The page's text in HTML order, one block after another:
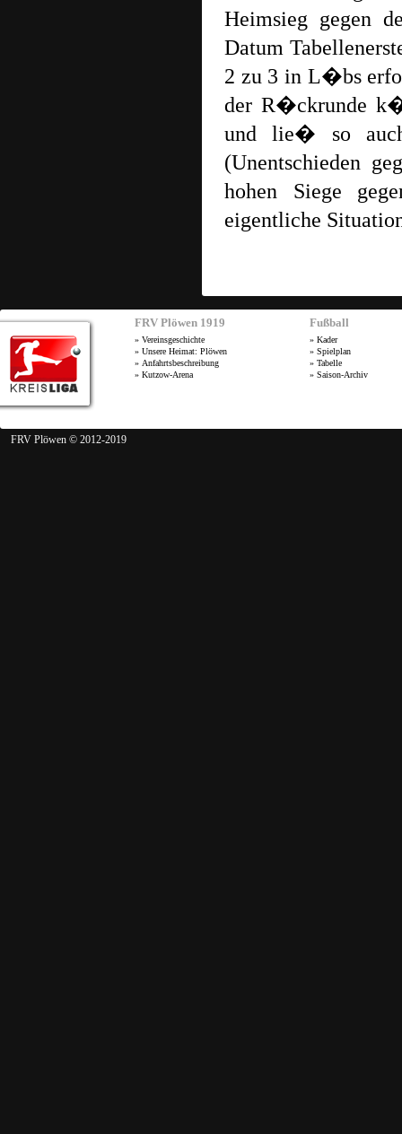
Heimsieg gegen
Datum
2 zu 3 in L�bs
der R�ckrunde
und lie� so
(Unentschieden
hohen Siege
eigentliche
FRV Plöwen 1919
» Vereinsgeschichte
» Unsere Heimat: Plöwen
» Anfahrtsbeschreibung
» Kutzow-Arena
Fußball
» Kader
» Spielplan
» Tabelle
» Saison-Archiv
FRV Plöwen © 2012-2019